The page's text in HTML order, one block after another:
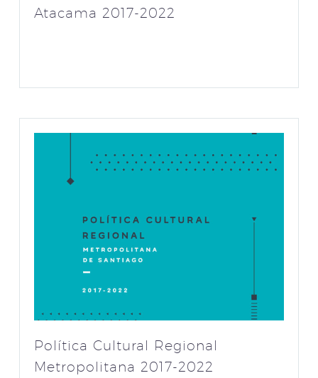
Atacama 2017-2022
Política Cultural Regional
Metropolitana 2017-2022